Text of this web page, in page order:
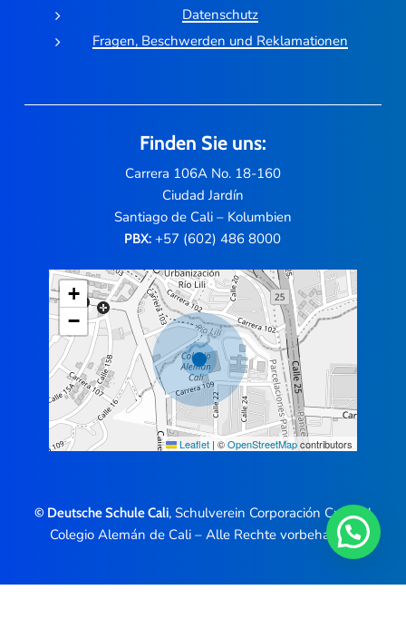
Datenschutz
Fragen, Beschwerden und Reklamationen
Finden Sie uns:
Carrera 106A No. 18-160
Ciudad Jardín
Santiago de Cali – Kolumbien
PBX: +57 (602) 486 8000
+
−
Leaflet | ©OpenStreetMapcontributors
© Deutsche Schule Cali, Schulverein Corporación Cultural
Colegio Alemán de Cali – Alle Rechte vorbehalten.